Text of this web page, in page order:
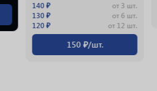
140 ₽
от 3 шт.
130 ₽
от 6 шт.
120 ₽
от 12 шт.
150 ₽/шт.